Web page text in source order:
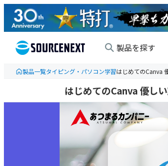
製品を探す
製品一覧タイピング・パソコン学習はじめてのCanva
はじめてのCanva 優し